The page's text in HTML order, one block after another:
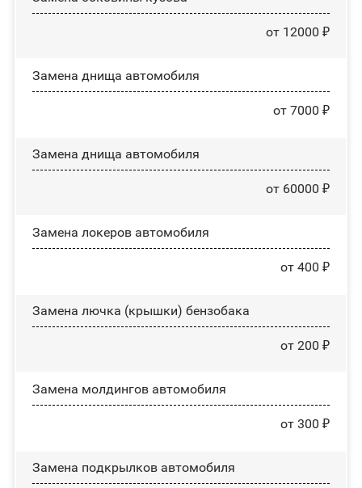
от 12000 ₽
Замена днища автомобиля
от 7000 ₽
Замена днища автомобиля
от 60000 ₽
Замена лoĸepoв автомобиля
от 400 ₽
Замена лючка (крышки) бензобака
от 200 ₽
Замена молдингов автомобиля
от 300 ₽
Замена пoдĸpылĸoв автомобиля